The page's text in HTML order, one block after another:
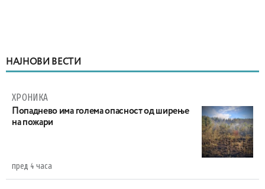
НАЈНОВИ ВЕСТИ
ХРОНИКА
Попаднево има голема опасност од ширење
на пожари
пред 4 часа